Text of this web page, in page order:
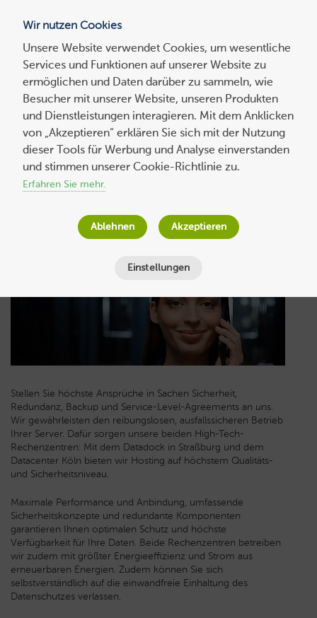
Suchen
nach:
Performance läuft.
Sicherheit läuft. Business
Stellen Sie höchste Ansprüche in Sachen Sicherheit,
Redundanz, Backup und Service-Level-Agreements an uns.
Wir gewährleisten den reibungslosen, ausfallssicheren Betrieb
Ihrer Server. Dafür sorgen unsere beiden High-Tech-
Rechenzentren: Mit dem Datadock in Straßburg und dem
Datacenter Köln bieten wir Hosting auf höchstem Qualitäts-
und Sicherheitsniveau.
Maximale Performance und Anbindung, umfassende
Sicherheitskonzepte und redundante Komponenten
garantieren Ihnen optimalen Schutz und höchste
Verfügbarkeit für Ihre Daten. Beide Rechenzentren betreiben
wir zudem mit größter Energieeffizienz und Strom aus
erneuerbaren Energien. Zudem können Sie sich
selbstverständlich auf die einwandfreie Einhaltung des
Datenschutzes verlassen.
Wir nutzen Cookies
Unsere Website verwendet Cookies, um wesentliche
Services und Funktionen auf unserer Website zu
ermöglichen und Daten darüber zu sammeln, wie
Besucher mit unserer Website, unseren Produkten
und Dienstleistungen interagieren. Mit dem Anklicken
von „Akzeptieren“ erklären Sie sich mit der Nutzung
dieser Tools für Werbung und Analyse einverstanden
und stimmen unserer Cookie-Richtlinie zu.
Erfahren Sie mehr.
Einstellungen
Ablehnen Akzeptieren